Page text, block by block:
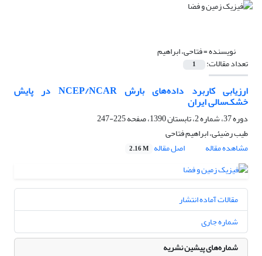
نویسنده =فتاحی، ابراهیم
تعداد مقالات: 1
ارزیابی کاربرد داده‌‌های بارش NCEP/NCAR در پایش
خشک‌سالی ایران
دوره 37، شماره 2، تابستان 1390، صفحه
225-247
طیب رضیئی، ابراهیم فتاحی
مشاهده مقاله
اصل مقاله 2.16 M
مقالات آماده انتشار
شماره جاری
شماره‌های پیشین نشریه